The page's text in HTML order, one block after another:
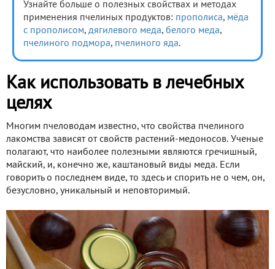
Узнайте больше о полезных свойствах и методах
применения пчелиных продуктов: прополиса, мёда
с прополисом, дягилевого меда, белого меда,
пчелиного подмора, пчелиного яда.
Как использовать в лечебных
целях
Многим пчеловодам известно, что свойства пчелиного
лакомства зависят от свойств растений-медоносов. Ученые
полагают, что наиболее полезными являются гречишный,
майский, и, конечно же, каштановый виды меда. Если
говорить о последнем виде, то здесь и спорить не о чем, он,
безусловно, уникальный и неповторимый.